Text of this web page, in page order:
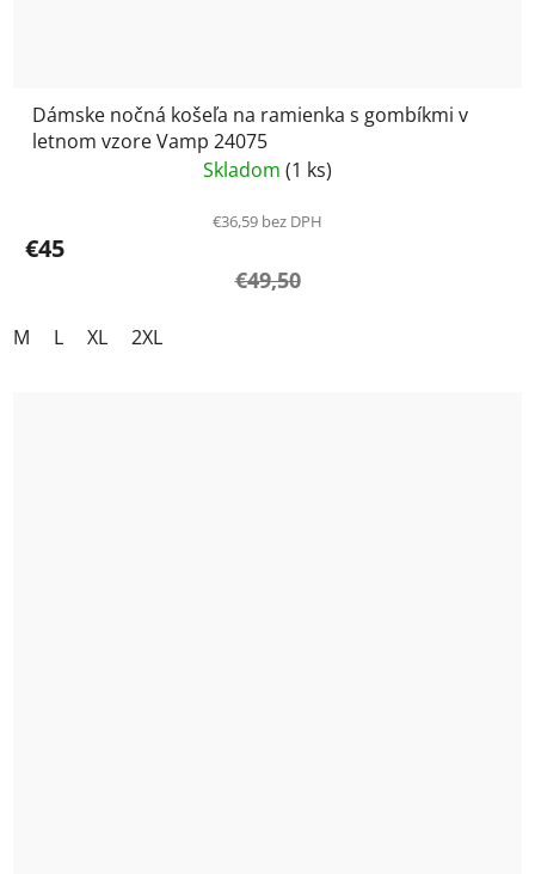
Dámske nočná košeľa na ramienka s gombíkmi v
letnom vzore Vamp 24075
Skladom (1 ks)
€36,59 bez DPH
€45
€49,50
M L XL 2XL